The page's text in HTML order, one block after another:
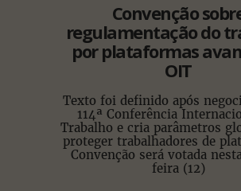
Convenção
regulamentação do
por plataformas
OIT
Texto foi definido após
114ª Conferência
Trabalho e cria parâmetros
proteger trabalhadores de
Convenção será votada
feira (12)